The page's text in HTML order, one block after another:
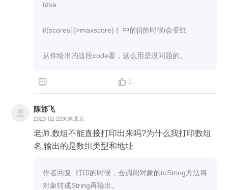
Idxe
if(scores[i]>maxscore) {  中的[i]的时候i会变红
  1
陈邯飞
2023-02-23来自北京
老师,数组不能直接打印出来吗?为什么我打印数组
名,输出的是数组类型和地址
作者回复: 打印的时候，会调用对象的toString方法将
对象转成String再输出。